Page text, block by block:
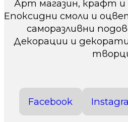
Арт магазин, крафт и
Епоксидни смоли и
саморазливни
Декорации и
Facebook